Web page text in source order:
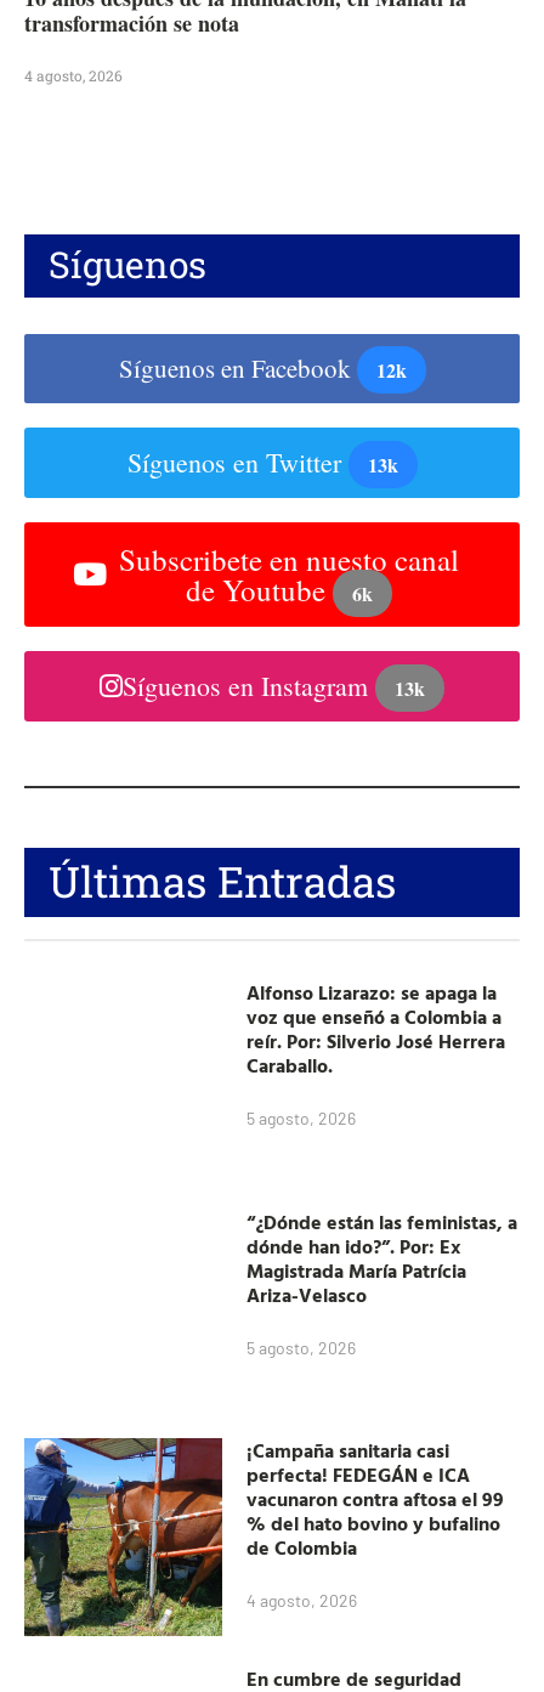
transformación se nota
4 agosto, 2026
Síguenos
Síguenos en Facebook 12k
Síguenos en Twitter 13k
Subscribete en nuesto canal
de Youtube 6k
Síguenos en Instagram 13k
Últimas Entradas
Alfonso Lizarazo: se apaga la
voz que enseñó a Colombia a
reír. Por: Silverio José Herrera
Caraballo.
5 agosto, 2026
“¿Dónde están las feministas, a
dónde han ido?”. Por: Ex
Magistrada María Patrícia
Ariza-Velasco
5 agosto, 2026
¡Campaña sanitaria casi
perfecta! FEDEGÁN e ICA
vacunaron contra aftosa el 99
% del hato bovino y bufalino
de Colombia
4 agosto, 2026
En cumbre de seguridad